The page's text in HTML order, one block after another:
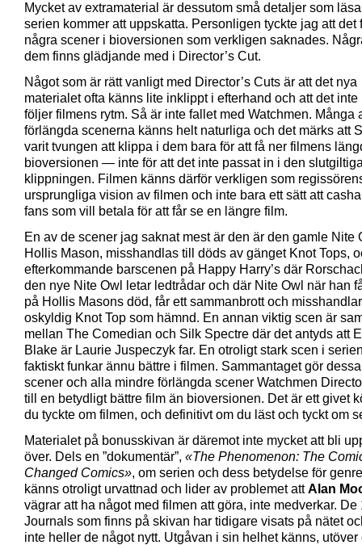
Mycket av extramaterial är dessutom små detaljer som
serien kommer att uppskatta. Personligen tyckte jag att det
några scener i bioversionen som verkligen saknades.
dem finns glädjande med i Director’s Cut.
Något som är rätt vanligt med Director’s Cuts är att det nya
materialet ofta känns lite inklippt i efterhand och att det inte
följer filmens rytm. Så är inte fallet med Watchmen. Många
förlängda scenerna känns helt naturliga och det märks att
varit tvungen att klippa i dem bara för att få ner filmens
bioversionen — inte för att det inte passat in i den
klippningen. Filmen känns därför verkligen som
ursprungliga vision av filmen och inte bara ett sätt att
fans som vill betala för att får se en längre film.
En av de scener jag saknat mest är den är den gamle Nite
Hollis Mason, misshandlas till döds av gänget Knot Tops,
efterkommande barscenen på Happy Harry’s där
den nye Nite Owl letar ledtrådar och där Nite Owl när han
på Hollis Masons död, får ett sammanbrott och
oskyldig Knot Top som hämnd. En annan viktig scen är
mellan The Comedian och Silk Spectre där det antyds att
Blake är Laurie Juspeczyk far. En otroligt stark scen i
faktiskt funkar ännu bättre i filmen. Sammantaget gör
scener och alla mindre förlängda scener Watchmen
till en betydligt bättre film än bioversionen. Det är ett givet
du tyckte om filmen, och definitivt om du läst och tyckt om
Materialet på bonusskivan är däremot inte mycket att bli
över. Dels en ”dokumentär”, «The Phenomenon: The
Changed Comics», om serien och dess betydelse för
känns otroligt urvattnad och lider av problemet attAlan
vägrar att ha något med filmen att göra, inte medverkar. De
Journals som finns på skivan har tidigare visats på nätet
inte heller de något nytt. Utgåvan i sin helhet känns, utöver